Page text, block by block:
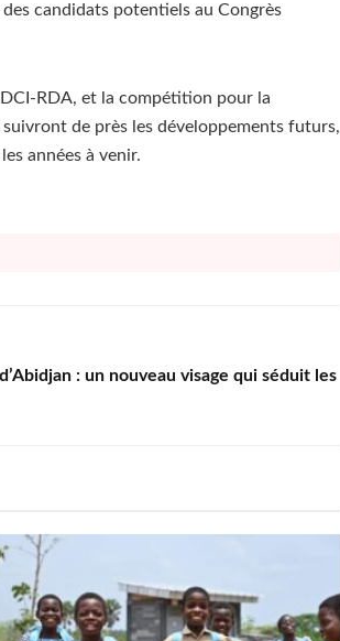
candidats potentiels au Congrès
RDA, et la compétition pour la
de près les développements futurs,
années à venir.
: un nouveau visage qui séduit les